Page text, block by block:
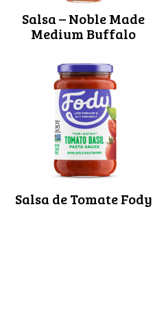
Salsa – Noble Made
Medium Buffalo
Salsa de Tomate Fody